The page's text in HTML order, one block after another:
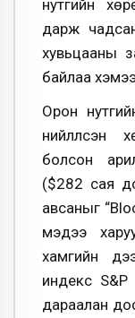
нутгийн
дарж
хувьцааны
байлаа
Орон
болсон
($282 сая
авсаныг
мэдээ
хамгийн
индекс
дараалан